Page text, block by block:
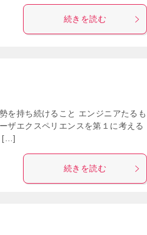
続きを読む
を持ち続けること エンジニアたるも
ザエクスペリエンスを第１に考える
[…]
続きを読む